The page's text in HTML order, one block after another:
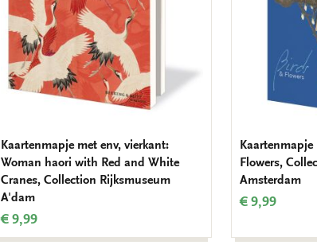
Kaartenmapje met env, vierkant:
Woman haori with Red and White
Cranes, Collection Rijksmuseum
A'dam
€ 9,99
Flowers,
Amsterdam
€ 9,99